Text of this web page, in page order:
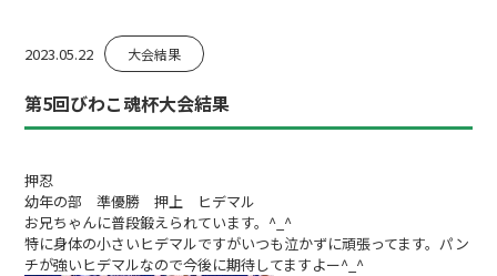
2023.05.22 大会結果
第5回びわこ魂杯大会結果
押忍
幼年の部 準優勝 押上 ヒデマル
お兄ちゃんに普段鍛えられています。^_^
特に身体の小さいヒデマルですがいつも泣かずに頑張ってます。パン
チが強いヒデマルなので今後に期待してますよー^_^